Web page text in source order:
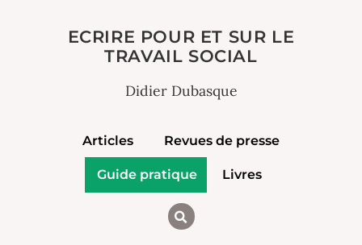
ECRIRE POUR ET SUR LE
TRAVAIL SOCIAL
Didier Dubasque
Articles Revues de presse
Guide pratique Livres